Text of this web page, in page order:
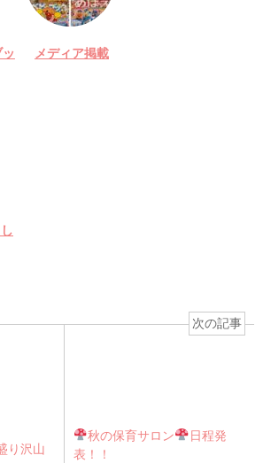
メディア掲載
り沢山
次の記事
秋の保育サロン
日程発
表！！